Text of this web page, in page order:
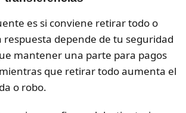
es si conviene retirar todo o
respuesta depende de tu seguridad
mantener una parte para pagos
que retirar todo aumenta el
o robo.